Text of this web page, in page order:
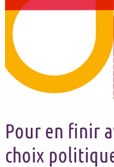
Pour en finir
choix